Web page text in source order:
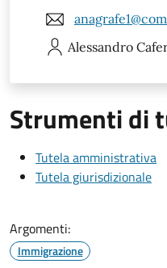
Alessandro
Strumenti di
Tutela amministrativa
Tutela giurisdizionale
Argomenti:
Immigrazione